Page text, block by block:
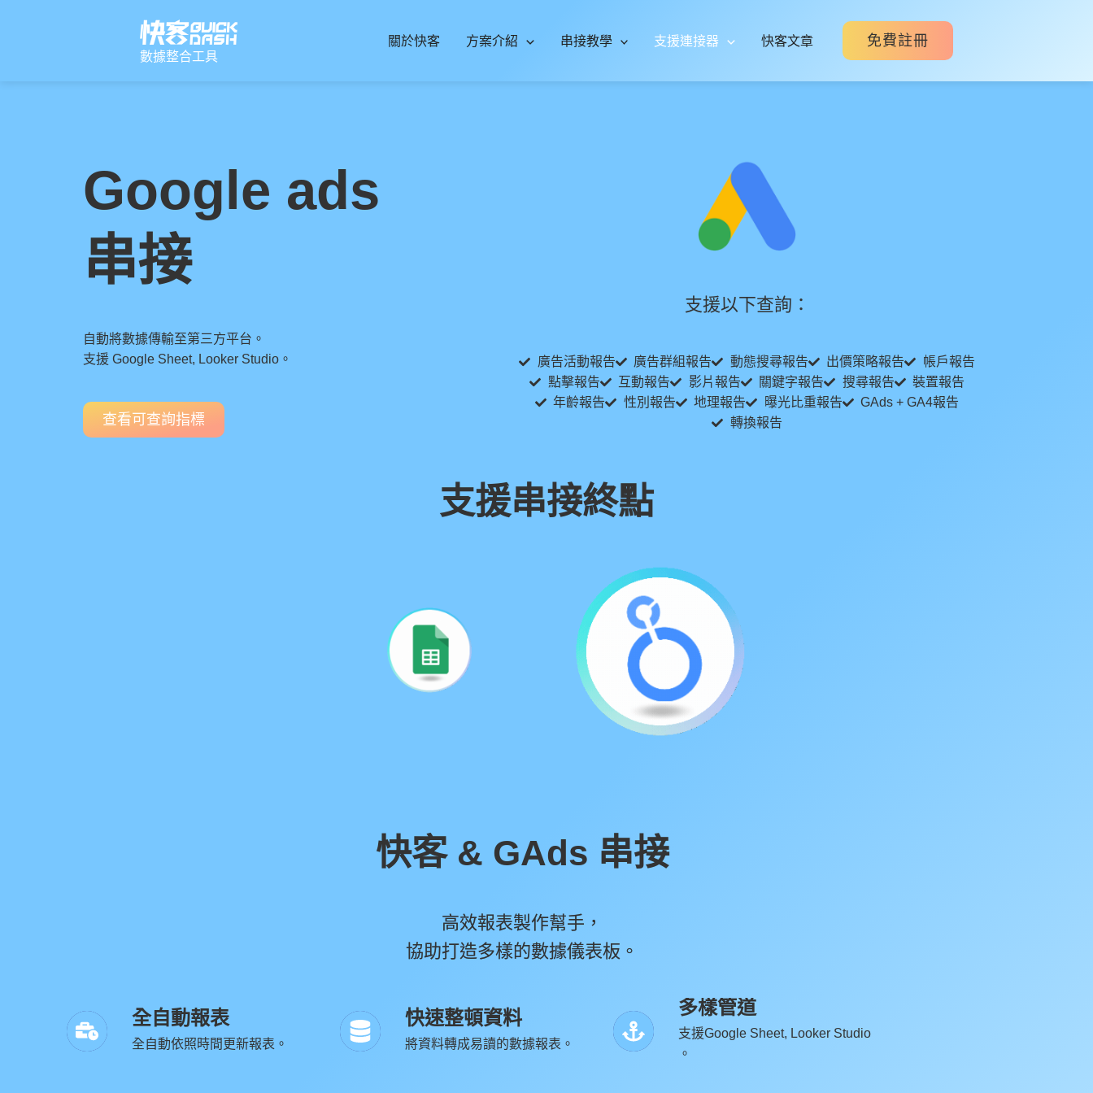
數據整合工具
關於快客 方案介紹 串接教學 支援連接器 快客文章 免費註冊
Google ads
串接
自動將數據傳輸至第三方平台。
支援 Google Sheet, Looker Studio。
查看可查詢指標
支援以下查詢：
廣告活動報告 廣告群組報告 動態搜尋報告 出價策略報告
帳戶報告
點擊報告
互動報告 影片報告 關鍵字報告 搜尋報告
裝置報告
年齡報告
性別報告 地理報告 曝光比重報告
GAds + GA4報告
轉換報告
支援串接終點
快客 & GAds 串接
高效報表製作幫手，
協助打造多樣的數據儀表板。
全自動報表
全自動依照時間更新報表。
快速整頓資料
將資料轉成易讀的數據報表。
多樣管道
支援Google Sheet, Looker Studio
。